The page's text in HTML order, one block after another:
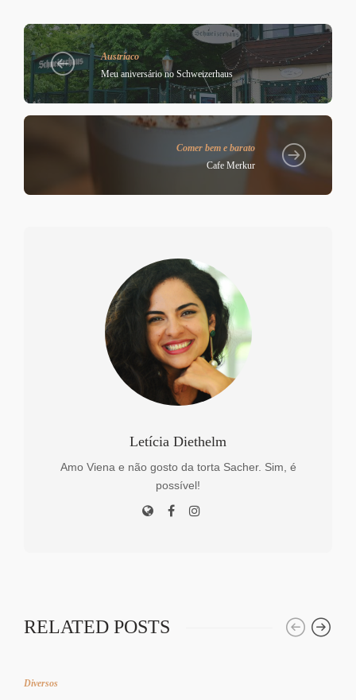
Austríaco
Meu aniversário no Schweizerhaus
Comer bem e barato
Cafe Merkur
Letícia Diethelm
Amo Viena e não gosto da torta Sacher. Sim, é
possível!
RELATED POSTS
Diversos